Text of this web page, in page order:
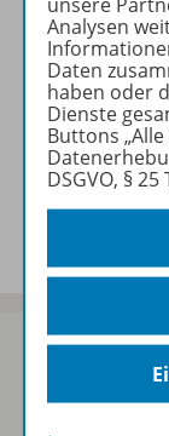
Sofort
Analysen
Daten
haben oder
Dienste
Buttons
DSGVO, §